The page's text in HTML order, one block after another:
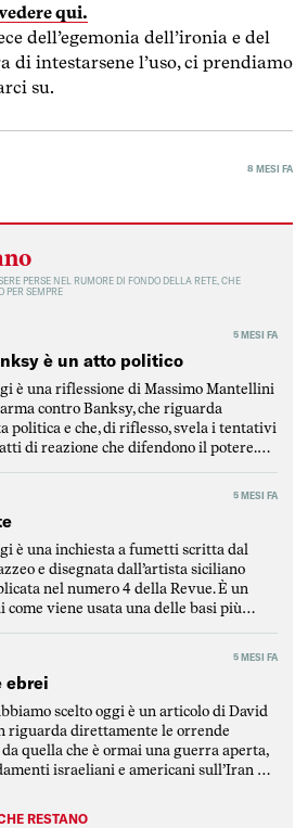
qui.
dell’egemonia dell’ironia e del
di intestarsene l’uso, ci prendiamo
su.
8 MESI FA
PERSE NEL RUMORE DI FONDO DELLA RETE, CHE
PER SEMPRE
5 MESI FA
è un atto politico
è una riflessione di Massimo Mantellini
contro Banksy, che riguarda
politica e che, di riflesso, svela i tentativi
di reazione che difendono il potere.
fondamentale […]
5 MESI FA
è una inchiesta a fumetti scritta dal
e disegnata dall’artista siciliano
nel numero 4 della Revue. È un
come viene usata una delle basi più
scritta […]
5 MESI FA
ebrei
scelto oggi è un articolo di David
riguarda direttamente le orrende
quella che è ormai una guerra aperta,
israeliani e americani sull’Iran e
RESTANO